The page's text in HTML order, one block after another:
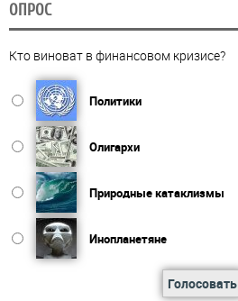
ОПРОС
Кто виноват в финансовом кризисе?
Политики
Олигархи
Природные катаклизмы
Инопланетяне
Голосовать